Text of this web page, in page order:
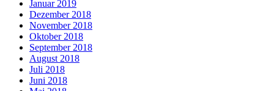
Januar 2019
Dezember 2018
November 2018
Oktober 2018
September 2018
August 2018
Juli 2018
Juni 2018